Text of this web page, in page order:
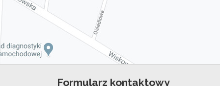
Formularz kontaktowy